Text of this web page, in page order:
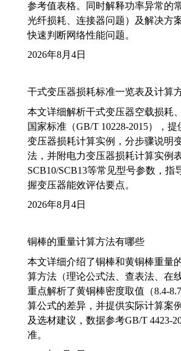
参考值表格。同时解释功率异常的
光纤损耗、连接器问题）及解决方
快速判断网络性能问题。
2026年8月4日
干式变压器损耗标准一览表及计算
本文详细解析干式变压器空载损耗
国家标准（GB/T 10228-2015），提
变压器损耗计算实例，分步骤说明
法，并附电力变压器损耗计算实例
SCB10/SCB13等常见型号参数，指
握变压器能效评估要点。
2026年8月4日
铜棒的重量计算方法有哪些
本文详细介绍了铜棒和黄铜棒重量
算方法（理论公式法、查表法、在
重点解析了黄铜棒密度取值（8.4-
算公式的差异，并提供实际计算案
及选材建议，数据参考GB/T 4423-
准。